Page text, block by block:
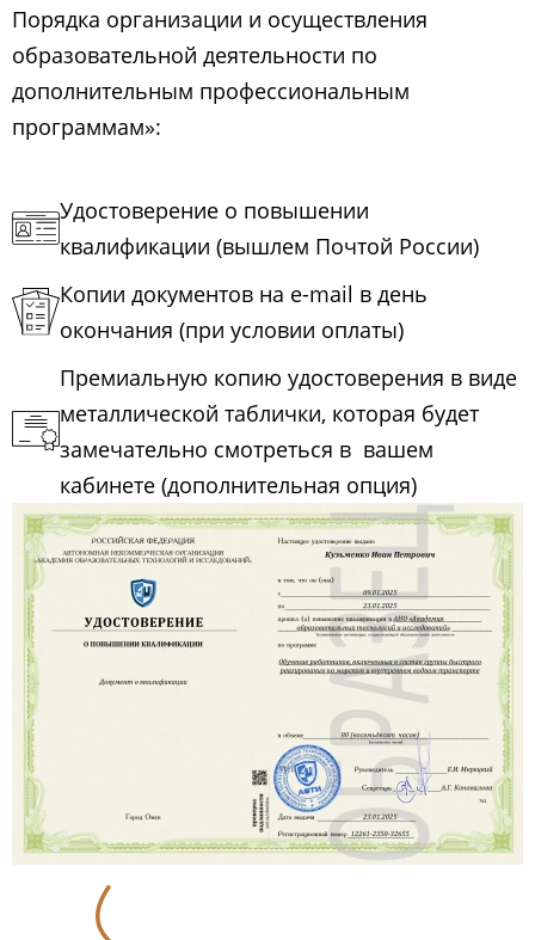
Порядка организации и осуществления
образовательной деятельности по
дополнительным профессиональным
программам»:
Удостоверение о повышении
квалификации (вышлем Почтой России)
Копии документов на e-mail в день
окончания (при условии оплаты)
Премиальную копию удостоверения в виде
металлической таблички, которая будет
замечательно смотреться в вашем
кабинете (дополнительная опция)